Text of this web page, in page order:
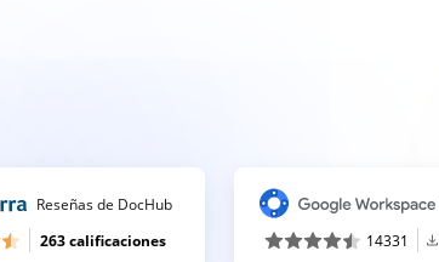
Reseñas de DocHub
263 calificaciones
14331